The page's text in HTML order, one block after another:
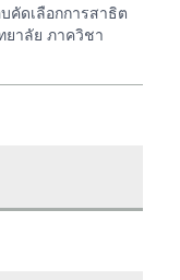
คัดเลือกการสาธิต
ยาลัย ภาควิชา